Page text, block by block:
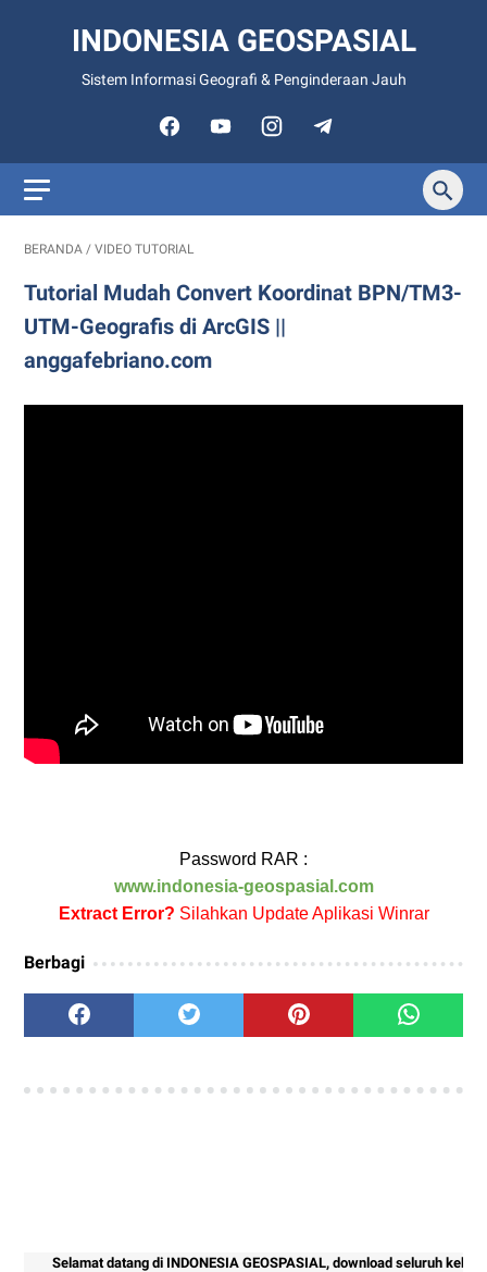
INDONESIA GEOSPASIAL
Sistem Informasi Geografi & Penginderaan Jauh
BERANDA / VIDEO TUTORIAL
Tutorial Mudah Convert Koordinat BPN/TM3-
UTM-Geografis di ArcGIS ||
anggafebriano.com
Password RAR :
www.indonesia-geospasial.com
Extract Error? Silahkan Update Aplikasi Winrar
Berbagi
Selamat datang di INDONESIA GEOSPASIAL, download seluruh